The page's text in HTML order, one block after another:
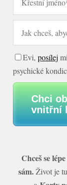
Evi,posílej
psychické
Chci
vnitřní
Chceš se
sám.Život je